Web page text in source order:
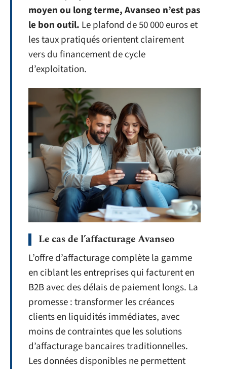
moyen ou long terme, Avanseo n’est pas
le bon outil. Le plafond de 50 000 euros et
les taux pratiqués orientent clairement
vers du financement de cycle
d’exploitation.
Le cas de l’affacturage Avanseo
L’offre d’affacturage complète la gamme
en ciblant les entreprises qui facturent en
B2B avec des délais de paiement longs. La
promesse : transformer les créances
clients en liquidités immédiates, avec
moins de contraintes que les solutions
d’affacturage bancaires traditionnelles.
Les données disponibles ne permettent